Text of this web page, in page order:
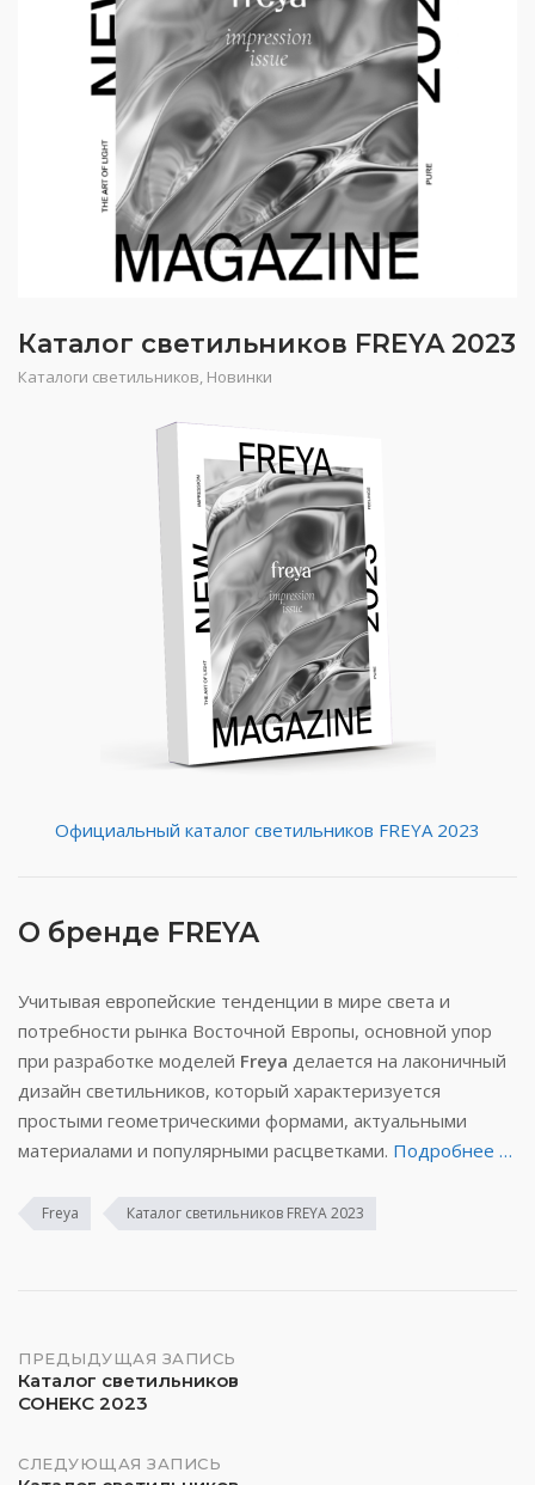
Каталог светильников FREYA 2023
Каталоги светильников, Новинки
Официальный каталог светильников FREYA 2023
О бренде FREYA
Учитывая европейские тенденции в мире света и
потребности рынка Восточной Европы, основной упор
при разработке моделей Freya делается на лаконичный
дизайн светильников, который характеризуется
простыми геометрическими формами, актуальными
материалами и популярными расцветками. Подробнее …
Freya Каталог светильников FREYA 2023
Навигация
по
записям
ПРЕДЫДУЩАЯ ЗАПИСЬ
Каталог светильников
СОНЕКС 2023
СЛЕДУЮЩАЯ ЗАПИСЬ